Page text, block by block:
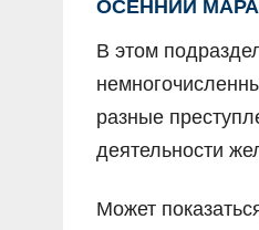
ОСЕННИЙ
В этом
разные
деятельности
Может